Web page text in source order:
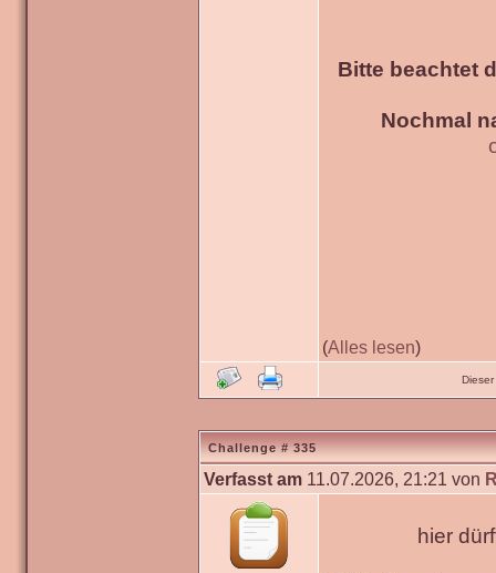
Bitte beachtet
Nochmal
(Alles lesen)
Challenge # 335
Verfasst am 11.07.2026, 21:21 von
hier